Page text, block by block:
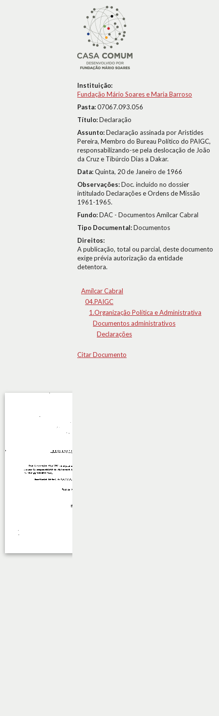
Instituição:
Fundação Mário Soares e Maria Barroso
Pasta:07067.093.056
Título:Declaração
Assunto:Declaração assinada por Aristides
Pereira, Membro do Bureau Político do PAIGC,
responsabilizando-se pela deslocação de João
da Cruz e Tibúrcio Dias a Dakar.
Data:Quinta, 20 de Janeiro de 1966
Observações:Doc. incluído no dossier
intitulado Declarações e Ordens de Missão
1961-1965.
Fundo:DAC - Documentos Amílcar Cabral
Tipo Documental:Documentos
Direitos:
A publicação, total ou parcial, deste documento
exige prévia autorização da entidade
detentora.
Amílcar Cabral
04.PAIGC
1.Organização Política e Administrativa
Documentos administrativos
Declarações
Citar Documento